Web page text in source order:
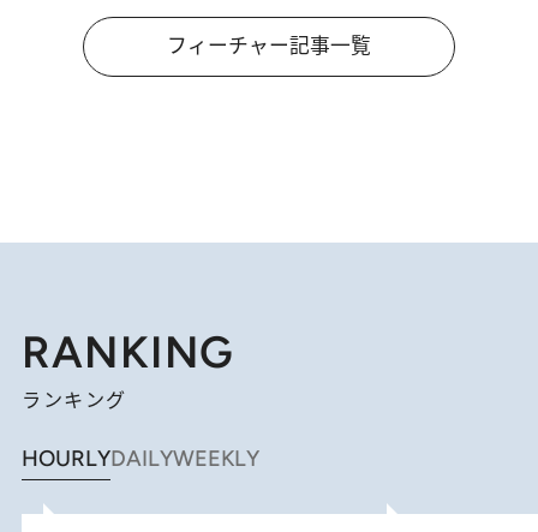
フィーチャー記事一覧
RANKING
ランキング
HOURLYDAILYWEEKLY